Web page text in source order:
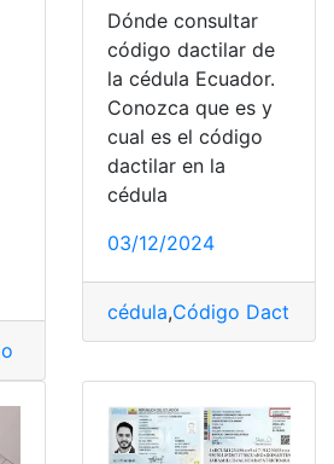
Dactilar
Dónde consultar
código dactilar de
la cédula Ecuador.
Conozca que es y
cual es el código
dactilar en la
cédula
03/12/2024
cédula,Código Dactilar